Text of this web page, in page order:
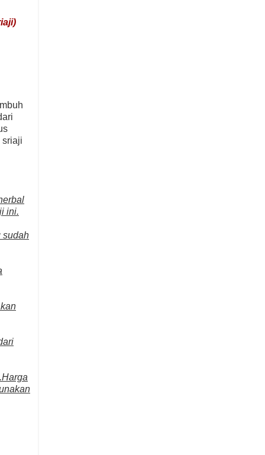
sriaji
ini.
sudah